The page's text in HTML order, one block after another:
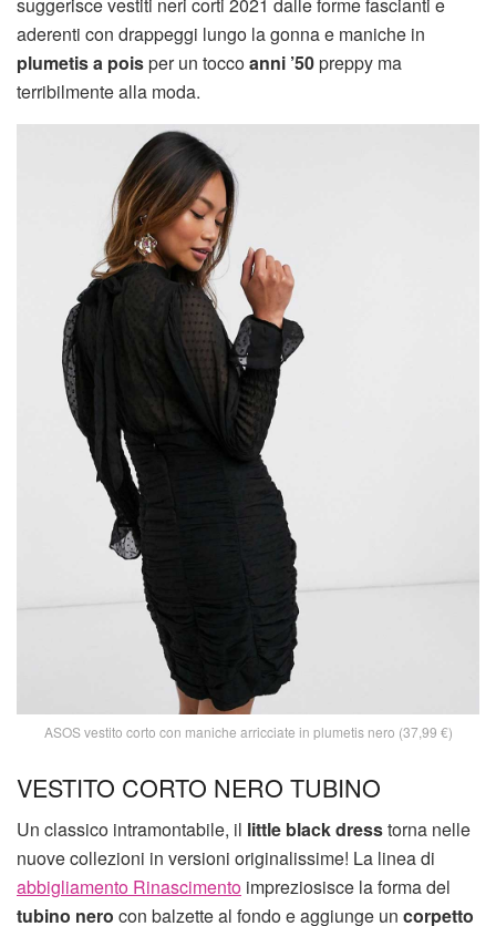
aderenti con drappeggi lungo la gonna e maniche in
plumetis a poisper un toccoanni ’50preppy ma
terribilmente alla moda.
ASOS vestito corto con maniche arricciate in plumetis nero (37,99 €)
VESTITO CORTO NERO TUBINO
Un classico intramontabile, il little black dresstorna nelle
nuove collezioni in versioni originalissime! La linea di
abbigliamento Rinascimento impreziosisce la forma del
tubino nero con balzette al fondo e aggiunge un corpetto